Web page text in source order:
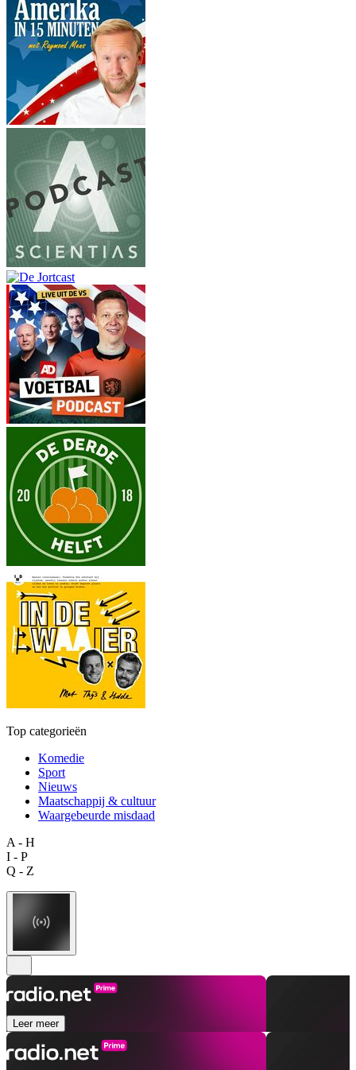
Top categorieën
Komedie
Sport
Nieuws
Maatschappij & cultuur
Waargebeurde misdaad
A - H
I - P
Q - Z
Leer meer